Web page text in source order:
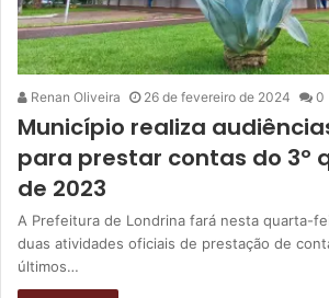
Renan Oliveira 26 de fevereiro de 2024 0
Município realiza
para prestar contas do 3º
de 2023
A Prefeitura de Londrina fará nesta quarta-
duas atividades oficiais de prestação de
últimos…